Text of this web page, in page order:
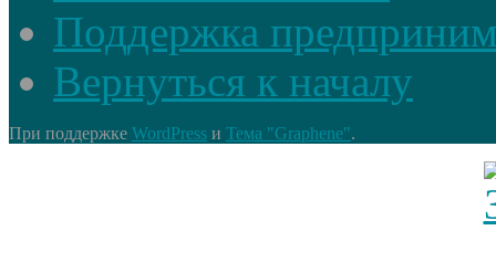
Поддержка
Вернуться к началу
При поддержке WordPress и Тема "Graphene".